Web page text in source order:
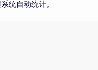
统自动统计。